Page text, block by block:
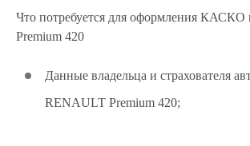
Что потребуется для оформления
Premium 420
Данные владельца и страхователя
RENAULT Premium 420;